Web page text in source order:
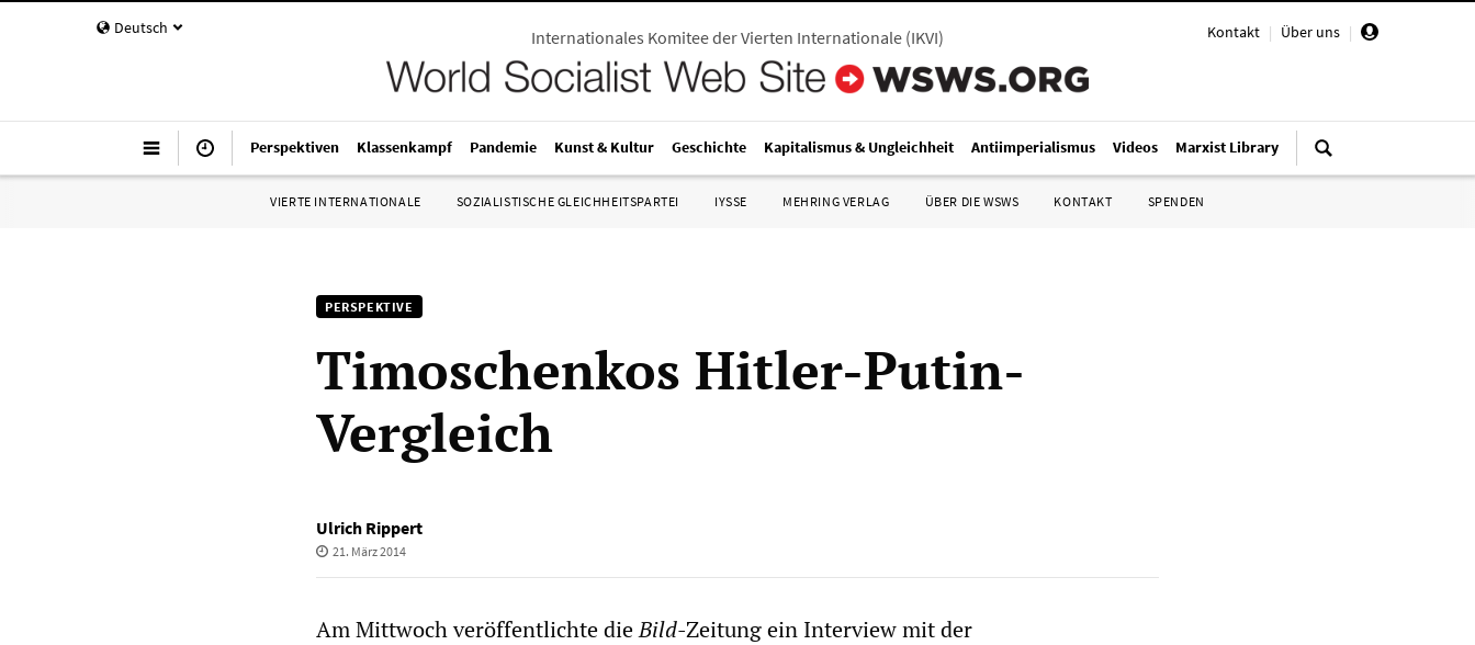
Deutsch Kontakt | Über uns |
Internationales Komitee der Vierten Internationale (IKVI)
Perspektiven Klassenkampf Pandemie Kunst & Kultur Geschichte Kapitalismus & Ungleichheit Antiimperialismus Videos Marxist Library
VIERTE INTERNATIONALE SOZIALISTISCHE GLEICHHEITSPARTEI IYSSE MEHRING VERLAG ÜBER DIE WSWS KONTAKT SPENDEN
PERSPEKTIVE
Timoschenkos Hitler-Putin-
Vergleich
Ulrich Rippert
21. März 2014
Am Mittwoch veröffentlichte dieBild-Zeitung ein Interview mit der